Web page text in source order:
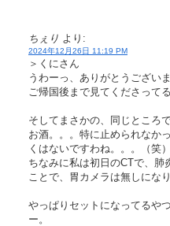
ちぇり より:
2024年12月26日 11:19 PM
＞くにさん
うわーっ、ありがとうござい
ご帰国後まで見てくださって
そしてまさかの、同じところ
お酒。。。特に止められなか
くはないですわね。。。（笑）
ちなみに私は初日のCTで、肺
ことで、胃カメラは無しにな
やっぱりセットになってるや
ー。